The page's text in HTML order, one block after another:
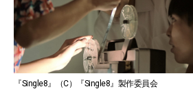
『Single8』（C）『Single8』製作委員会